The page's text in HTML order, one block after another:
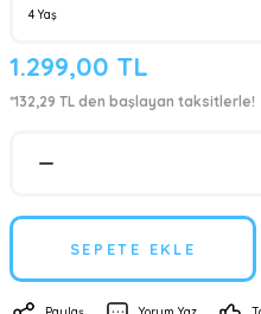
1.299,00 TL
*132,29 TL den başlayan taksitlerle!
SEPETE EKLE